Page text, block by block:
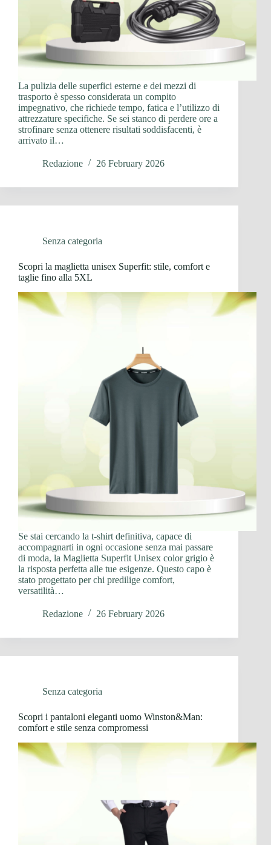
La pulizia delle superfici esterne e dei mezzi di
trasporto è spesso considerata un compito
impegnativo, che richiede tempo, fatica e l’utilizzo di
attrezzature specifiche. Se sei stanco di perdere ore a
strofinare senza ottenere risultati soddisfacenti, è
arrivato il…
Redazione 26 February 2026
Senza categoria
Scopri la maglietta unisex Superfit: stile, comfort e
taglie fino alla 5XL
Se stai cercando la t-shirt definitiva, capace di
accompagnarti in ogni occasione senza mai passare
di moda, la Maglietta Superfit Unisex color grigio è
la risposta perfetta alle tue esigenze. Questo capo è
stato progettato per chi predilige comfort,
versatilità…
Redazione 26 February 2026
Senza categoria
Scopri i pantaloni eleganti uomo Winston&Man:
comfort e stile senza compromessi